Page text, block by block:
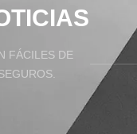
FÁCILES DE